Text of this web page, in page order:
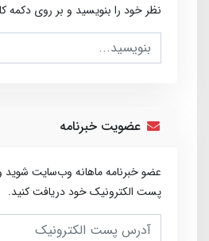
نظر خود را بنویسید و بر روی دکمه
عضویت خبرنامه
عضو خبرنامه ماهانه وب‌سایت شوید و
پست الکترونیک خود دریافت کنید.